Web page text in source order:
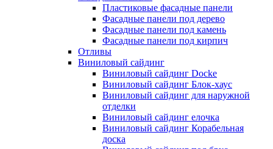
Пластиковые фасадные панели
Фасадные панели под дерево
Фасадные панели под камень
Фасадные панели под кирпич
Отливы
Виниловый сайдинг
Виниловый сайдинг Docke
Виниловый сайдинг Блок-хаус
Виниловый сайдинг для наружной
отделки
Виниловый сайдинг елочка
Виниловый сайдинг Корабельная
доска